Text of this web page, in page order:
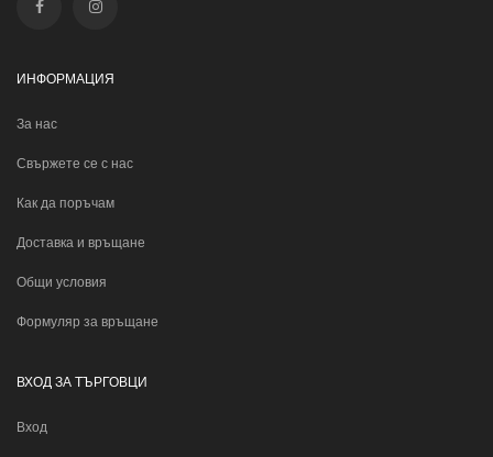
ИНФОРМАЦИЯ
За нас
Свържете се с нас
Как да поръчам
Доставка и връщане
Общи условия
Формуляр за връщане
ВХОД ЗА ТЪРГОВЦИ
Вход